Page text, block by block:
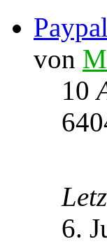
von
10
6.